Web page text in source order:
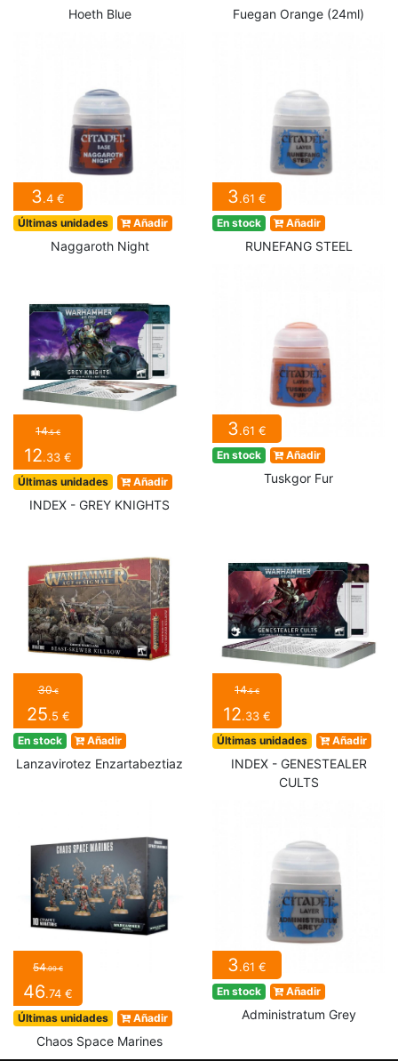
Hoeth Blue Fuegan Orange (24ml)
3.4 €
Últimas unidades Añadir
Naggaroth Night
3.61 €
En stock Añadir
RUNEFANG STEEL
14.5 €
12.33 €
Últimas unidades Añadir
INDEX - GREY KNIGHTS
3.61 €
En stock Añadir
Tuskgor Fur
30€
25.5 €
En stock Añadir
Lanzavirotez Enzartabeztiaz
14.5 €
12.33 €
Últimas unidades Añadir
INDEX - GENESTEALER
CULTS
54.99 €
46.74 €
Últimas unidades Añadir
Chaos Space Marines
3.61 €
En stock Añadir
Administratum Grey